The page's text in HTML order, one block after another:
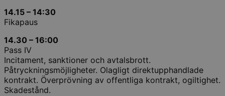
14.15 – 14:30
Fikapaus
14.30 – 16:00
Pass IV
Incitament, sanktioner och avtalsbrott.
Påtryckningsmöjligheter. Olagligt direktupphandlade
kontrakt. Överprövning av offentliga kontrakt, ogiltighet.
Skadestånd.